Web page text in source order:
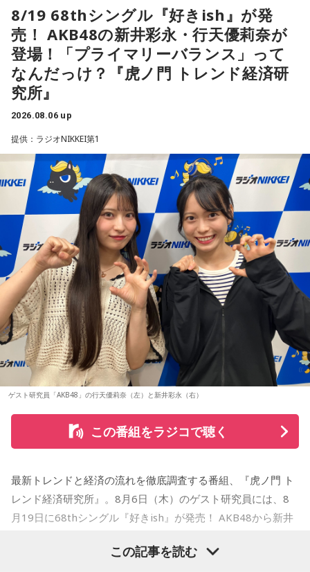
06. Journey To Aurora
07. Last Train To Summer
08. Black Ice
09. TANBI（耽美）
10.TanTan
＜かつしかトリオライブ情報＞
『かつしかトリオ COBALT EXPRESS TOUR 2026』
10月24日（土）@東京 かつしかシンフォニーヒルズ モーツ
ァルトホール ※ソールドアウト！
10月31日（土）@福岡 福岡市民ホール 中ホール
11月03日（火・祝）@大阪 森ノ宮ピロティホール
11月07日（土）@愛知 中日ホール
11月13日（金）@東京 東京国際フォーラム ホールC
※ライブの詳細は公式サイトをご確認ください
＜かつしかトリオ プロフィール＞
2021年、初期CASIOPEAに在籍した櫻井哲夫（Ba）、神保 彰
（Dr）、向谷 実（Key）によって結成。2022年に配信された
新曲はiTunes Storeジャズチャート1位を獲得し、全国7か所
のホールツアーは各地で大きな熱狂をもって迎えられた。
2023年、オリジナル1stアルバム『M.R.I_ミライ』を発表。先
行配信したタイトル曲も連続してジャズチャート1位となり、
3度目の全国ツアーはソールドアウト続出。2024年、さらに
アバレンボー』をリリース。それに伴うホールツアーは前回
を大きく上回る動員を記録した。
LAレコーディングによる3rdアルバム『“Organic” feat. LA
Strings』をリリース。続いておこなわれたツアーも大盛況の
うちに幕を閉じた。続く2026年は台北、ソウルで初の海外公
◆タワーレコードで応募抽選キャンペーン＆インストアイベ
ント開催
ニューアルバム『SO-DAYONE !』の発売を記念し、タワーレ
コードでは応募抽選キャンペーンと購入者特典企画を実施し
ます。また、2026年10月17日（土）には、タワーレコード
新宿店にて発売記念インストアイベントの開催も決定。櫻井
哲夫、神保 彰、向谷 実の3人がアルバムに込めた思いなどを
語る、ここでしか聞けない貴重なトークに加え、かつしかト
リオとして初の「サイン握手会」をおこないます。
＜リリースイベント概要＞
イベント内容：かつしかトリオのメンバーによるトーク＆サ
イン握手会
開催日：2026年10月17日（土）
開催時間：14:00スタート（集合時間：13:45）
開催店舗：タワーレコード新宿店 9Fイベントスペース
※詳細は公式サイトをご確認ください
＜リリース情報＞
アルバム『SO-DAYONE !』
発売日：2026年10月14日（水）
仕様：CD
＜収録曲＞
01. Twilight Run
02. SO-DAYONE !
04. Marmalade Island
【イベント詳細】
Maxell presents FM802 MINAMI WHEEL 2026
●開催日時：2026年10月10日（土）・10月11日（日）・10
月12日（月・祝）
●出演アーティスト：
10/10(土) 出演
AARON / IRIS MONDO / 赤いくらげ / Aki / あたらよ / 雨烏 /
荒巻勇仁 / アンと私 / anewhite / EVE OF THE LAIN / いろか
にほへと / weak.butterfly / EMNW / 大宮陽和 / OKYO / 奥崎
海斗 / オハ / omeme tenten / ORCALAND / kasane / 叶夢 /
Gum-9 / ガラクタ / ガラスの靴は落とさない / カラノア /
KI_EN / 来島エル / きばやし / Gyubin / くがあくた / grating
hunny / Grape Kiki / クロムレイリー / GeTO / COPES / ココ
ラシカ / Cosmola / kohamo / ゴホウビ / サカキナオ / THE
KING OF ROOKIE / 佐久間龍星 / TheΣ / 札幌某所 / THE
HAMIDA SHE'S / the bercedes menz / さらさ (Band Set) /
三四少女 / She Side Ship / Jene / chef's / Ciely / シトナユイ
/ 至福ぽんちょ / SYAYOS / 13.3g / Jonah / 杉本ラララ / 鈴木
実貴子ズ / スパノヴァ特急 / speel plaats / 3markets[ ] / セ
カンドバッカー / セブンス・ベガ / Chimothy→ / ちゃくら /
チョーキューメイ / D’ypcys / Tyrkouaz / テレビ大陸音頭 /
Togoz / tonerico / ドミノンストップ / 中島寂 / ニューアヤカ
/ NEK! / ネ★ナイト / Bye-Bye-Handの方程式 / Pastel Tang
Club / パスピエ / harha / HALLEY / Hello Hello / Be my Girl
FUJIBASE / BLACK BERRY TIMES / a frankenlouie / ブラン
デー戦記 / フリージアン / Voice Connect / the Po / bokula. /
PompadollS / Massclub / まつむら かなう / 丸山純奈 / ミー
Mom / meiyo / 名誉伝説 / mekakushe / MONONOKE / 桃色
みの257組を加えた総勢377組の出演日も発表しました。
また3DAYS PASS／1DAY PASSのオフィシャル三次先行も受付
中！いち早くチケットをゲットしてください！
Maxell presents FM802 MINAMI WHEEL 2026は、FM802
が主催するライブハウス回遊型ショーケースイベントです。
今年も関西の学生アーティストを対象としたオーディション
「MINAMI WHEEL -New Age-」を実施。
8月18日（火）に心斎橋BIGCATにて実演最終審査を開催し、
この審査を勝ち抜いたアーティストが『Maxell presents
FM802 MINAMI WHEEL 2026』への出演権を獲得します。
また、MINAMI WHEEL 2026公式アプリもリリース！アーテ
ィストラインナップから観たいアーティストを登録してマイ
タイムテーブルを作れたり、エリアマップで各ライブハウス
へのアクセスをチェックができるなど他にも便利な機能がた
くさん！すでにお持ちの方はアップデートを、まだお持ちで
ない方は今すぐダウンロードして、当日までお待ちくださ
まだ見ぬアーティストとの出会いも、お気に入りのアーティ
MINAMI WHEELならでは。
今年も大阪・ミナミの街から、新たな音楽との出会いをお届
けします。どうぞご期待ください。
8/19 68thシングル『好きish』が発
売！ AKB48の新井彩永・行天優莉奈が
登場！「プライマリーバランス」って
なんだっけ？『虎ノ門 トレンド経済研
究所』
2026.08.06 up
提供：ラジオNIKKEI第1
ゲスト研究員「AKB48」の行天優莉奈（左）と新井彩永（右）
この番組をラジコで聴く
最新トレンドと経済の流れを徹底調査する番組、『虎ノ門 ト
レンド経済研究所』。8月6日（木）のゲスト研究員には、8
月19日に68thシングル『好きish』が発売！ AKB48から新井
の「ラジオiNEWS」以来、およそ3年ぶりの出演。行天優莉奈
この記事を読む